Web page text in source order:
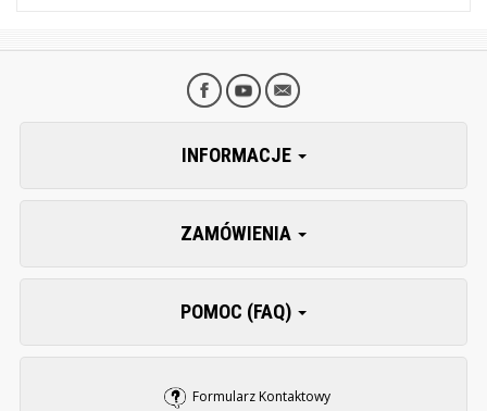
INFORMACJE
ZAMÓWIENIA
POMOC (FAQ)
Formularz Kontaktowy